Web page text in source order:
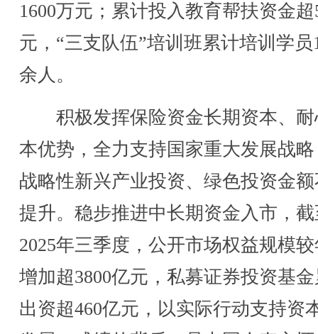
1600万元；累计投入教育帮扶资金超
元，“三支队伍”培训班累计培训学员
余人。
积极发挥保险资金长期资本、耐
本优势，全力支持国家重大发展战
战略性新兴产业投资、绿色投资金
提升。稳步推进中长期资金入市，
2025年三季度，公开市场权益规模
增加超3800亿元，私募证券投资基
出资超460亿元，以实际行动支持资